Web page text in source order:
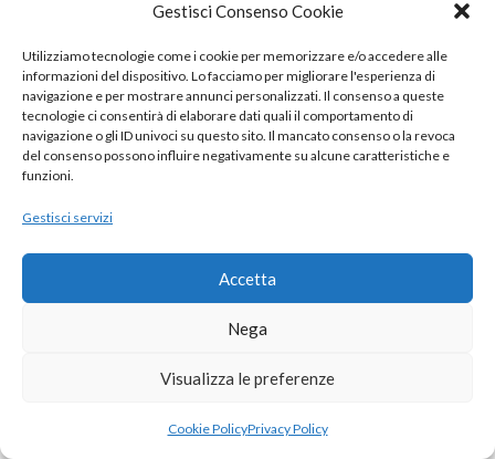
Gestisci Consenso Cookie
Utilizziamo tecnologie come i cookie per memorizzare e/o accedere alle
informazioni del dispositivo. Lo facciamo per migliorare l'esperienza di
navigazione e per mostrare annunci personalizzati. Il consenso a queste
tecnologie ci consentirà di elaborare dati quali il comportamento di
navigazione o gli ID univoci su questo sito. Il mancato consenso o la revoca
del consenso possono influire negativamente su alcune caratteristiche e
funzioni.
Gestisci servizi
Accetta
Nega
Visualizza le preferenze
Cookie PolicyPrivacy Policy
Giugno 2021
Aprile 2021
Marzo 2021
Febbraio 2021
Gennaio 2021